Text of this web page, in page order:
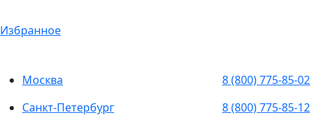
Избранное
Москва
8 (800) 775-85-02
Санкт-Петербург
8 (800) 775-85-12